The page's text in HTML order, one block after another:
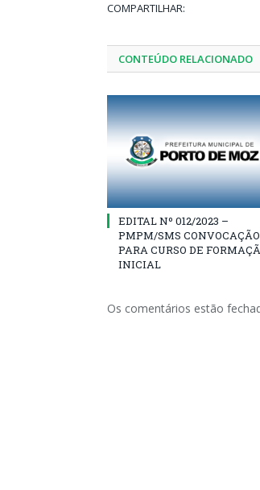
COMPARTILHAR:
CONTEÚDO RELACIONADO
EDITAL Nº 012/2023 –
PMPM/SMS CONVOCAÇÃO
PARA CURSO DE
INICIAL
Os comentários estão